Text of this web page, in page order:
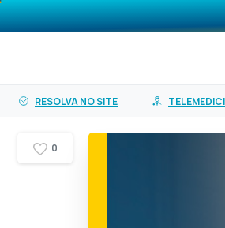
conteúdo
O
RESOLVA NO SITE
0